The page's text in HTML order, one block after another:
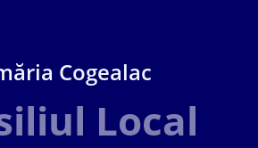
Cogealac
Local